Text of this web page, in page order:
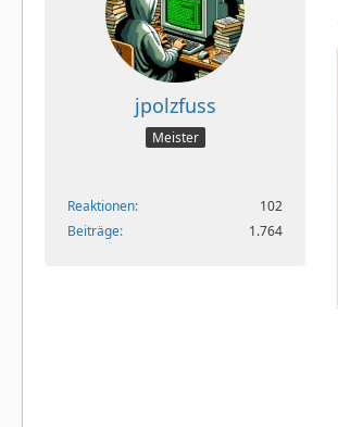
jpolzfuss
Meister
Reaktionen
102
Beiträge
1.764